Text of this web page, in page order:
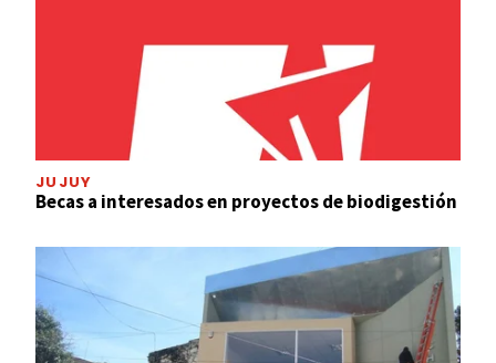
JUJUY
Becas a interesados en proyectos de biodigestión